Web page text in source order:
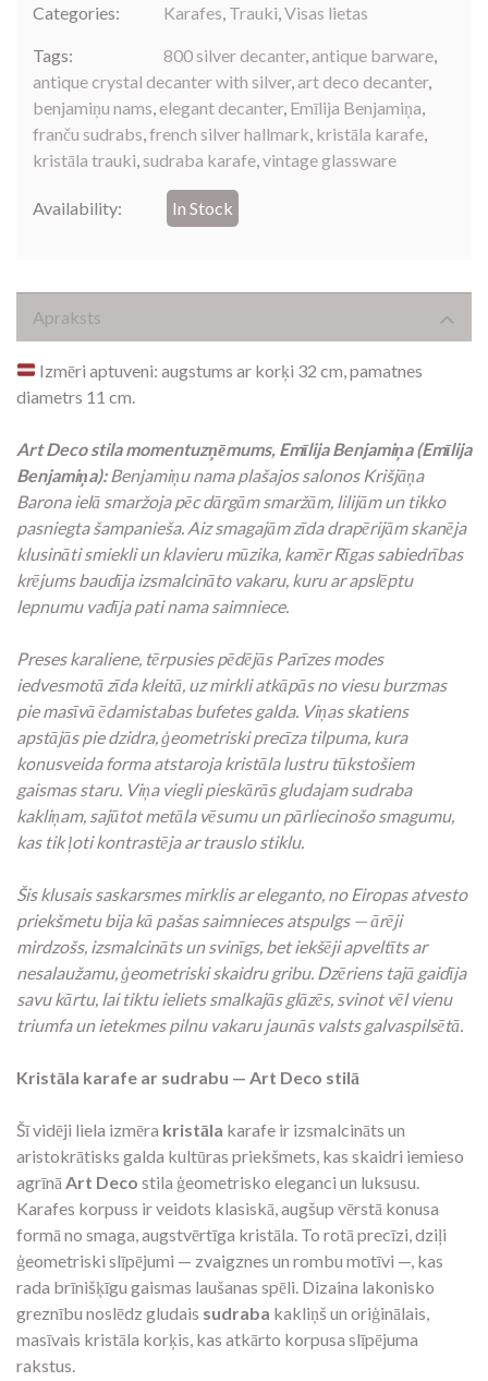
Categories: Karafes, Trauki,Visas lietas
Tags: 800 silver decanter,antique barware,
antique crystal decanter with silver,art deco decanter,
benjamiņu nams,elegant decanter, Emīlija Benjamiņa,
franču sudrabs,french silver hallmark, kristāla karafe,
kristāla trauki,sudraba karafe,vintage glassware
Availability: In Stock
Apraksts
Izmēri aptuveni: augstums ar korķi 32 cm, pamatnes
diametrs 11 cm.
Art Deco stila momentuzņēmums, Emīlija Benjamiņa (Emīlija
Benjamiņa): Benjamiņu nama plašajos salonos Krišjāņa
Barona ielā smaržoja pēc dārgām smaržām, lilijām un tikko
pasniegta šampanieša. Aiz smagajām zīda drapērijām skanēja
klusināti smiekli un klavieru mūzika, kamēr Rīgas sabiedrības
krējums baudīja izsmalcināto vakaru, kuru ar apslēptu
lepnumu vadīja pati nama saimniece.
Preses karaliene, tērpusies pēdējās Parīzes modes
iedvesmotā zīda kleitā, uz mirkli atkāpās no viesu burzmas
pie masīvā ēdamistabas bufetes galda. Viņas skatiens
apstājās pie dzidra, ģeometriski precīza tilpuma, kura
konusveida forma atstaroja kristāla lustru tūkstošiem
gaismas staru. Viņa viegli pieskārās gludajam sudraba
kakliņam, sajūtot metāla vēsumu un pārliecinošo smagumu,
kas tik ļoti kontrastēja ar trauslo stiklu.
Šis klusais saskarsmes mirklis ar eleganto, no Eiropas atvesto
priekšmetu bija kā pašas saimnieces atspulgs — ārēji
mirdzošs, izsmalcināts un svinīgs, bet iekšēji apveltīts ar
nesalaužamu, ģeometriski skaidru gribu. Dzēriens tajā gaidīja
savu kārtu, lai tiktu ieliets smalkajās glāzēs, svinot vēl vienu
triumfa un ietekmes pilnu vakaru jaunās valsts galvaspilsētā.
Kristāla karafe ar sudrabu — Art Deco stilā
Šī vidēji liela izmēra kristāla karafe ir izsmalcināts un
aristokrātisks galda kultūras priekšmets, kas skaidri iemieso
agrīnā Art Deco stila ģeometrisko eleganci un luksusu.
Karafes korpuss ir veidots klasiskā, augšup vērstā konusa
formā no smaga, augstvērtīga kristāla. To rotā precīzi, dziļi
ģeometriski slīpējumi — zvaigznes un rombu motīvi —, kas
rada brīnišķīgu gaismas laušanas spēli. Dizaina lakonisko
greznību noslēdz gludais sudraba kakliņš un oriģinālais,
masīvais kristāla korķis, kas atkārto korpusa slīpējuma
rakstus.